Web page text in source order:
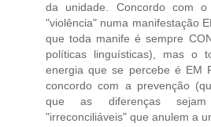
da unidade. Concordo com
"violência" numa manifestação
que toda manife é sempre
políticas linguísticas), mas o
energia que se percebe é EM
concordo com a prevenção
que as diferenças
"irreconciliáveis" que anulem a